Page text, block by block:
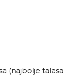
(najbolje